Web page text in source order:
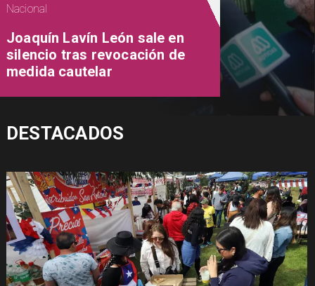
Nacional
Joaquín Lavín León sale en
silencio tras revocación de
medida cautelar
DESTACADOS